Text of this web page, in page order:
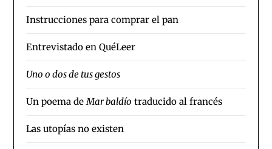
Instrucciones para comprar el pan
Entrevistado en QuéLeer
Uno o dos de tus gestos
Un poema deMar baldío traducido al francés
Las utopías no existen